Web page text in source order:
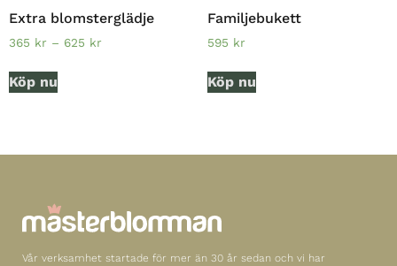
Extra blomsterglädje
365 kr – 625 kr
Köp nu
Familjebukett
595 kr
Köp nu
Vår verksamhet startade för mer än 30 år sedan och vi har